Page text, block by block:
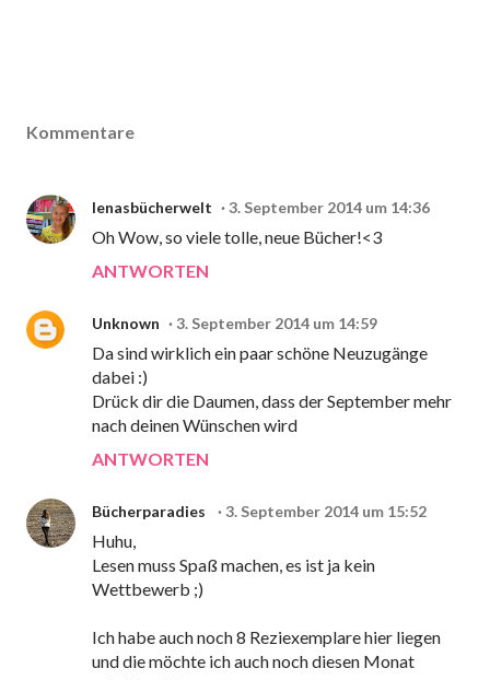
Kommentare
lenasbücherwelt 3. September 2014 um 14:36
Oh Wow, so viele tolle, neue Bücher!<3
ANTWORTEN
Unknown 3. September 2014 um 14:59
Da sind wirklich ein paar schöne Neuzugänge
dabei :)
Drück dir die Daumen, dass der September mehr
nach deinen Wünschen wird
ANTWORTEN
Bücherparadies 3. September 2014 um 15:52
Huhu,
Lesen muss Spaß machen, es ist ja kein
Wettbewerb ;)
Ich habe auch noch 8 Reziexemplare hier liegen
und die möchte ich auch noch diesen Monat